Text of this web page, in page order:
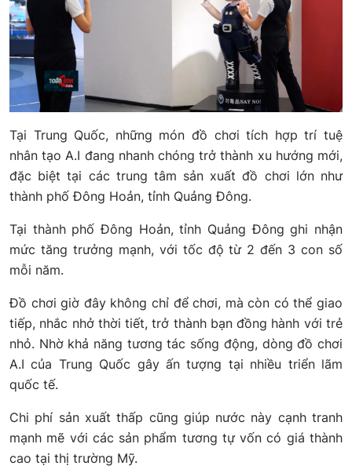
Tại Trung Quốc, những món đồ chơi tích hợp trí tuệ
nhân tạo A.I đang nhanh chóng trở thành xu hướng mới,
đặc biệt tại các trung tâm sản xuất đồ chơi lớn như
thành phố Đông Hoản, tỉnh Quảng Đông.
Tại thành phố Đông Hoản, tỉnh Quảng Đông ghi nhận
mức tăng trưởng mạnh, với tốc độ từ 2 đến 3 con số
mỗi năm.
Đồ chơi giờ đây không chỉ để chơi, mà còn có thể giao
tiếp, nhắc nhở thời tiết, trở thành bạn đồng hành với trẻ
nhỏ. Nhờ khả năng tương tác sống động, dòng đồ chơi
A.I của Trung Quốc gây ấn tượng tại nhiều triển lãm
quốc tế.
Chi phí sản xuất thấp cũng giúp nước này cạnh tranh
mạnh mẽ với các sản phẩm tương tự vốn có giá thành
cao tại thị trường Mỹ.